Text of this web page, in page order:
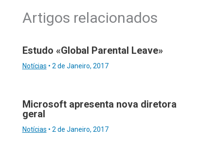
Artigos relacionados
Estudo «Global Parental Leave»
Notícias • 2 de Janeiro, 2017
Microsoft apresenta nova diretora
geral
Notícias • 2 de Janeiro, 2017